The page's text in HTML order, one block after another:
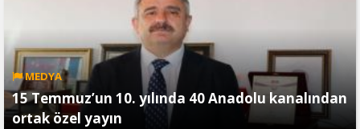
MEDYA
15 Temmuz’un 10. yılında 40 Anadolu kanalından
ortak özel yayın